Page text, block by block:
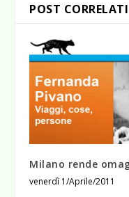
POST CORRELATI
Milano rende
venerdì 1/Aprile/2011